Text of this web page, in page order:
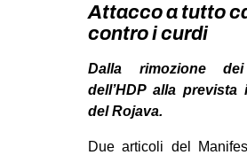
STUDENTI
MILANO
MOBILITAZIONI
SPAZI
Attacco a tutto
contro i curdi
Dalla rimozione
dell’HDP alla prevista
del Rojava.
Due articoli del